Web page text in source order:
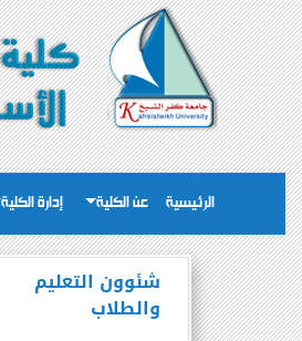
الرئيسية عن الكلية إدارة الكلية
شئوون التعليم
والطلاب